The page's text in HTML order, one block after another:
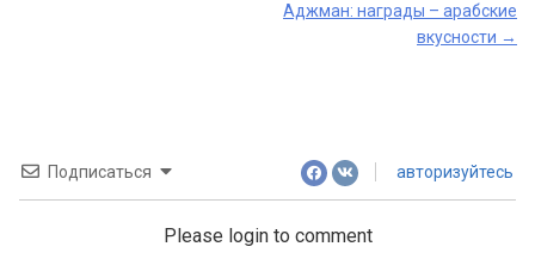
Аджман: награды – арабские
вкусности →
Подписаться авторизуйтесь
Please login to comment